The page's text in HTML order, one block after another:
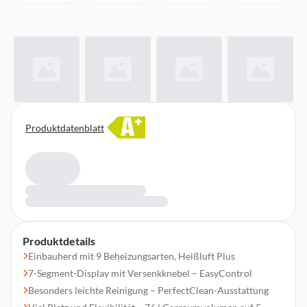
Produktdetails
Einbauherd mit 9 Beheizungsarten, Heißluft Plus
7-Segment-Display mit Versenkknebel – EasyControl
Besonders leichte Reinigung – PerfectClean-Ausstattung
A+
Produktdatenblatt